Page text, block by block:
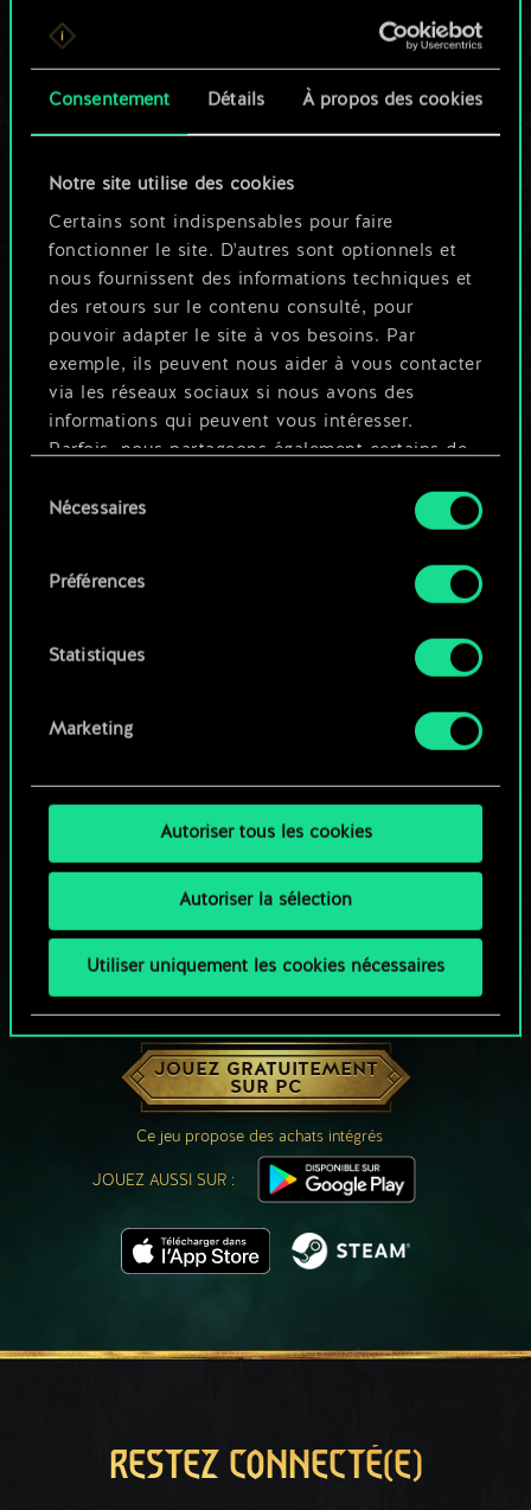
Consentement Détails À propos des cookies
Notre site utilise des cookies
Certains sont indispensables pour faire
fonctionner le site. D'autres sont optionnels et
nous fournissent des informations techniques et
des retours sur le contenu consulté, pour
pouvoir adapter le site à vos besoins. Par
exemple, ils peuvent nous aider à vous contacter
via les réseaux sociaux si nous avons des
informations qui peuvent vous intéresser.
Parfois, nous partageons également certains de
ces cookies optionnels ne seront appliqués
Vous pouvez consulter tous les détails sur notre
préférences dans le menu "Paramètres" ci-
duNécessaires
Préférences
Statistiques
Marketing
Autoriser tous les cookies
Autoriser la sélection
Utiliser uniquement les cookies nécessaires
Pour l'instant, ce
n'est qu'un jeu de
cartes partagé.
Mais cela peut être
tellement plus !
Nommer ce jeu et créer un guide
UNE PETITE PARTIE DE GWENT ?
JOUEZ GRATUITEMENT
SUR PC
Ce jeu propose des achats intégrés
JOUEZ AUSSI SUR :
RESTEZ CONNECTÉ(E)